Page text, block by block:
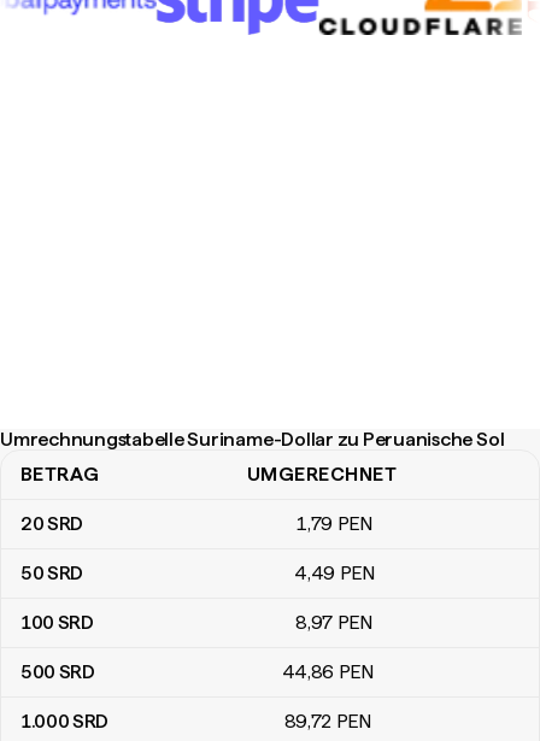
Umrechnungstabelle Suriname-Dollar zu Peruanische Sol
Umrechnungstabelle Suriname-Dollar zu Peruanische Sol
BETRAG UMGERECHNET
20SRD 1,79 PEN
50SRD 4,49 PEN
100 SRD 8,97 PEN
500 SRD 44,86 PEN
1.000SRD 89,72 PEN